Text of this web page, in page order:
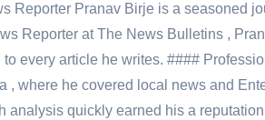
Reporter Pranav Birje is a seasoned
Reporter at The News Bulletins ,
every article he writes. ####
, where he covered local news and
analysis quickly earned his a